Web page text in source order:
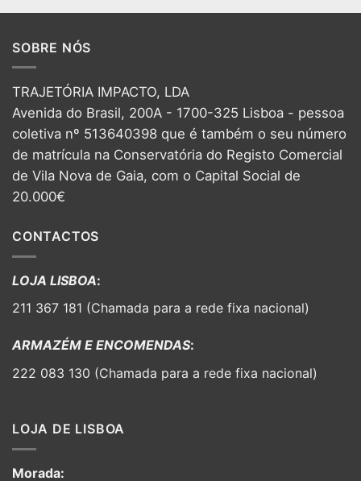
SOBRE NÓS
TRAJETÓRIA IMPACTO, LDA
Avenida do Brasil, 200A - 1700-325 Lisboa - pessoa
coletiva nº 513640398 que é também o seu número
de matrícula na Conservatória do Registo Comercial
de Vila Nova de Gaia, com o Capital Social de
20.000€
CONTACTOS
LOJA LISBOA:
211 367 181 (Chamada para a rede fixa nacional)
ARMAZÉM E ENCOMENDAS:
222 083 130 (Chamada para a rede fixa nacional)
LOJA DE LISBOA
Morada: